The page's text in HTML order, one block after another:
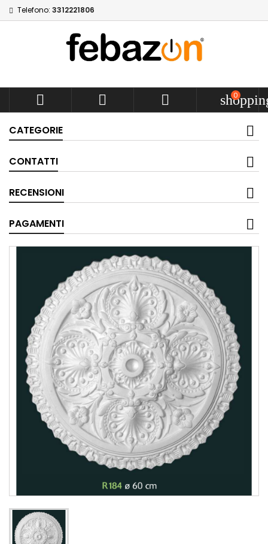
Telefono: 3312221806
   0
CATEGORIE
CONTATTI
RECENSIONI
PAGAMENTI